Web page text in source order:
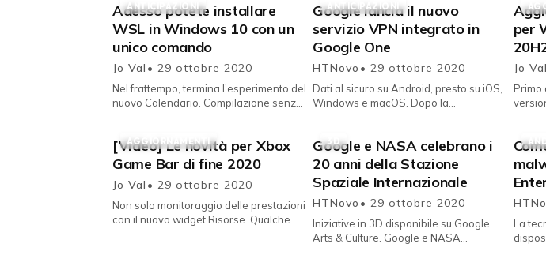
ANTICIPAZIONI
Adesso potete installare
WSL in Windows 10 con un
unico comando
Jo Val• 29 ottobre 2020
Nel frattempo, termina l'esperimento del
nuovo Calendario. Compilazione senza
ANTICIPAZIONI
Google lancia il nuovo
servizio VPN integrato in
Google One
HTNovo• 29 ottobre 2020
Dati al sicuro su Android, presto su iOS,
Windows e macOS. Dopo la
operativo...
per
Jo
Primo
AGGIORNAMENTI
[Video] Le novità per Xbox
Game Bar di fine 2020
Jo Val• 29 ottobre 2020
Non solo monitoraggio delle prestazioni
con il nuovo widget Risorse. Qualche
3D
Google e NASA celebrano i
20 anni della Stazione
Spaziale Internazionale
HTNovo• 29 ottobre 2020
Iniziative in 3D disponibile su Google
Arts & Culture. Google e NASA
La